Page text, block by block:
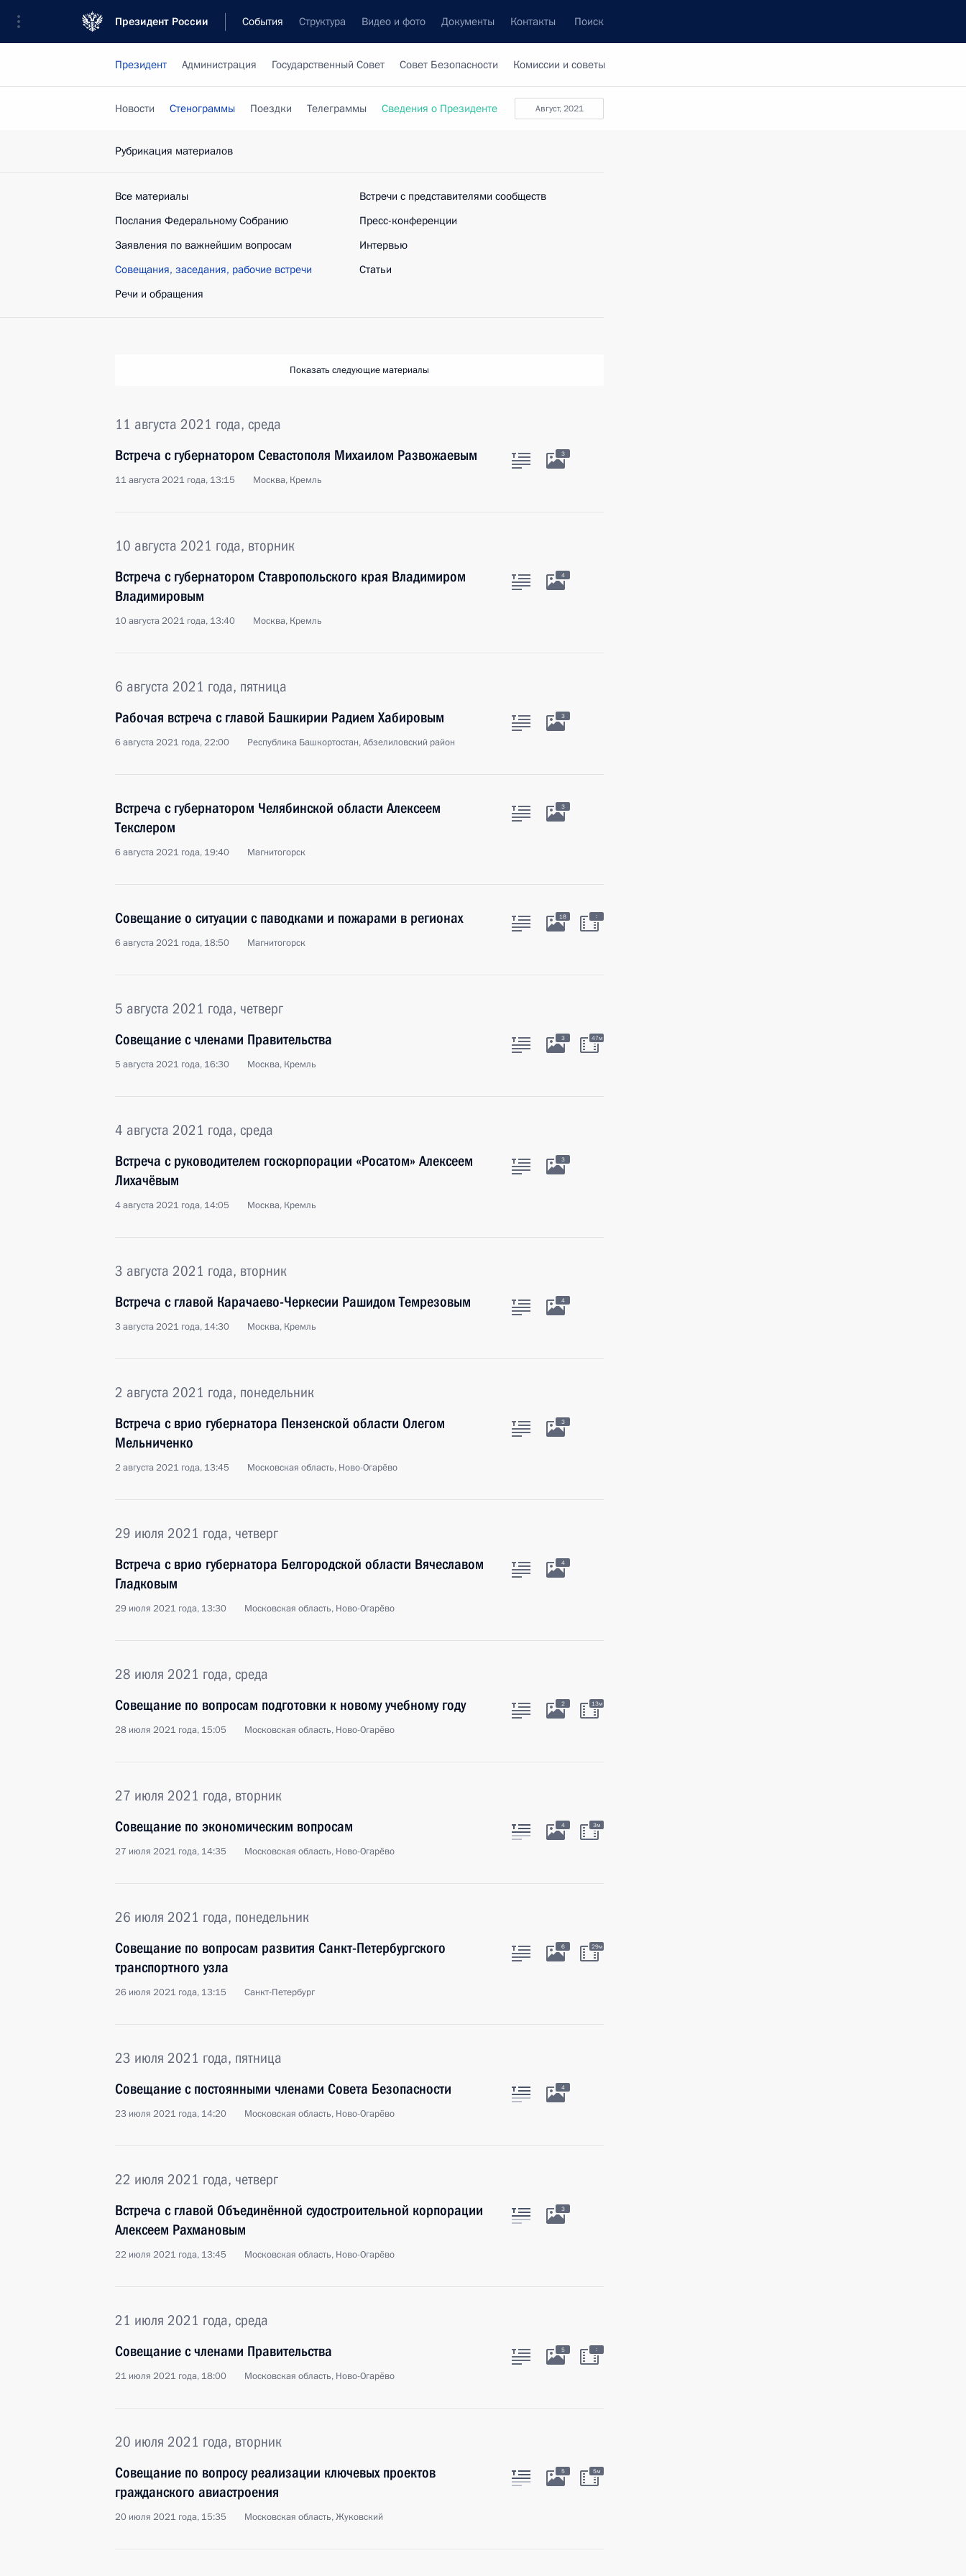
Президент России События Структура Видео и фото Документы Контакты Поиск
Президент Администрация Государственный Совет Совет Безопасности Комиссии и советы
август, 2021
Новости Стенограммы Поездки Телеграммы Сведения о Президенте
Рубрикация материалов
Все материалы
Послания Федеральному Собранию
Заявления по важнейшим вопросам
Совещания, заседания, рабочие встречи
Речи и обращения
Встречи с представителями сообществ
Пресс-конференции
Интервью
Статьи
Показать следующие материалы
11 августа 2021 года, среда
Встреча с губернатором Севастополя Михаилом Развожаевым
11 августа 2021 года, 13:15 Москва, Кремль
3
10 августа 2021 года, вторник
Встреча с губернатором Ставропольского края Владимиром
Владимировым
10 августа 2021 года, 13:40 Москва, Кремль
4
6 августа 2021 года, пятница
Рабочая встреча с главой Башкирии Радием Хабировым
6 августа 2021 года, 22:00 Республика Башкортостан, Абзелиловский район
3
Встреча с губернатором Челябинской области Алексеем
Текслером
6 августа 2021 года, 19:40 Магнитогорск
3
Совещание о ситуации с паводками и пожарами в регионах
6 августа 2021 года, 18:50 Магнитогорск
18 :
5 августа 2021 года, четверг
Совещание с членами Правительства
5 августа 2021 года, 16:30 Москва, Кремль
3 47м
4 августа 2021 года, среда
Встреча с руководителем госкорпорации «Росатом» Алексеем
Лихачёвым
4 августа 2021 года, 14:05 Москва, Кремль
3
3 августа 2021 года, вторник
Встреча с главой Карачаево-Черкесии Рашидом Темрезовым
3 августа 2021 года, 14:30 Москва, Кремль
4
2 августа 2021 года, понедельник
Встреча с врио губернатора Пензенской области Олегом
Мельниченко
2 августа 2021 года, 13:45 Московская область, Ново-Огарёво
3
29 июля 2021 года, четверг
Встреча с врио губернатора Белгородской области Вячеславом
Гладковым
29 июля 2021 года, 13:30 Московская область, Ново-Огарёво
4
28 июля 2021 года, среда
Совещание по вопросам подготовки к новому учебному году
28 июля 2021 года, 15:05 Московская область, Ново-Огарёво
2 13м
27 июля 2021 года, вторник
Совещание по экономическим вопросам
27 июля 2021 года, 14:35 Московская область, Ново-Огарёво
4 3м
26 июля 2021 года, понедельник
Совещание по вопросам развития Санкт-Петербургского
транспортного узла
26 июля 2021 года, 13:15 Санкт-Петербург
6 29м
23 июля 2021 года, пятница
Совещание с постоянными членами Совета Безопасности
23 июля 2021 года, 14:20 Московская область, Ново-Огарёво
4
22 июля 2021 года, четверг
Встреча с главой Объединённой судостроительной корпорации
Алексеем Рахмановым
22 июля 2021 года, 13:45 Московская область, Ново-Огарёво
3
21 июля 2021 года, среда
Совещание с членами Правительства
21 июля 2021 года, 18:00 Московская область, Ново-Огарёво
5 :
20 июля 2021 года, вторник
Совещание по вопросу реализации ключевых проектов
гражданского авиастроения
20 июля 2021 года, 15:35 Московская область, Жуковский
5 5м